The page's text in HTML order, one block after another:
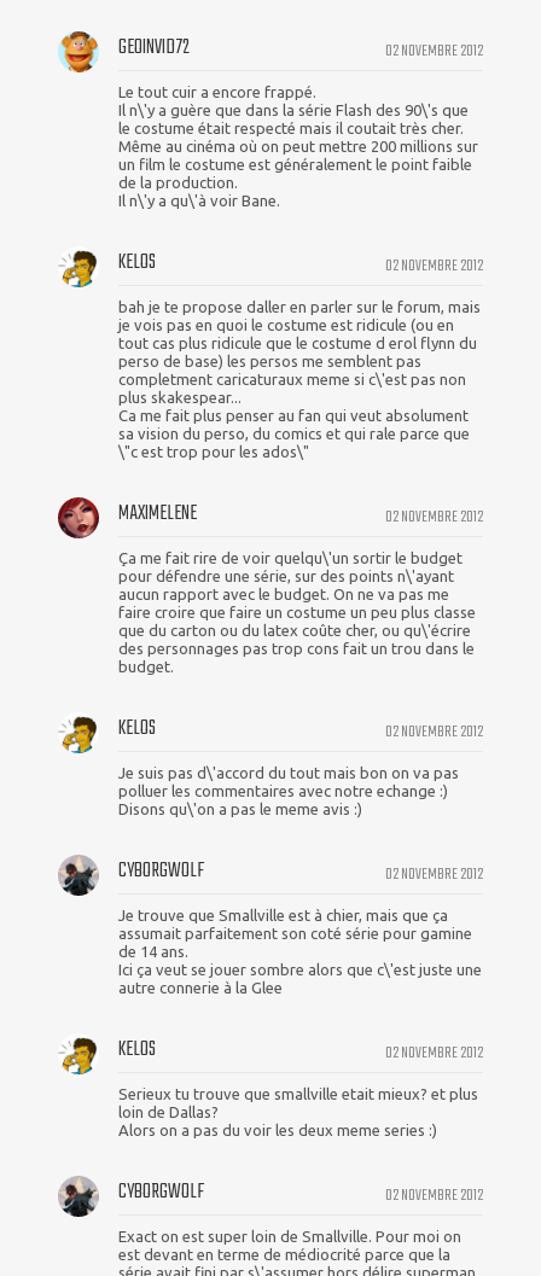
02 NOVEMBRE 2012
GEOINVID72
Le tout cuir a encore frappé.
Il n\'y a guère que dans la série Flash des 90\'s que
le costume était respecté mais il coutait très cher.
Même au cinéma où on peut mettre 200 millions sur
un film le costume est généralement le point faible
de la production.
Il n\'y a qu\'à voir Bane.
02 NOVEMBRE 2012
KELOS
bah je te propose daller en parler sur le forum, mais
je vois pas en quoi le costume est ridicule (ou en
tout cas plus ridicule que le costume d erol flynn du
perso de base) les persos me semblent pas
completment caricaturaux meme si c\'est pas non
plus skakespear...
Ca me fait plus penser au fan qui veut absolument
sa vision du perso, du comics et qui rale parce que
\"c est trop pour les ados\"
02 NOVEMBRE 2012
MAXIMELENE
Ça me fait rire de voir quelqu\'un sortir le budget
pour défendre une série, sur des points n\'ayant
aucun rapport avec le budget. On ne va pas me
faire croire que faire un costume un peu plus classe
que du carton ou du latex coûte cher, ou qu\'écrire
des personnages pas trop cons fait un trou dans le
budget.
02 NOVEMBRE 2012
KELOS
Je suis pas d\'accord du tout mais bon on va pas
polluer les commentaires avec notre echange :)
Disons qu\'on a pas le meme avis :)
02 NOVEMBRE 2012
CYBORGWOLF
Je trouve que Smallville est à chier, mais que ça
assumait parfaitement son coté série pour gamine
de 14 ans.
Ici ça veut se jouer sombre alors que c\'est juste une
autre connerie à la Glee
02 NOVEMBRE 2012
KELOS
Serieux tu trouve que smallville etait mieux? et plus
loin de Dallas?
Alors on a pas du voir les deux meme series :)
02 NOVEMBRE 2012
CYBORGWOLF
Exact on est super loin de Smallville. Pour moi on
est devant en terme de médiocrité parce que la